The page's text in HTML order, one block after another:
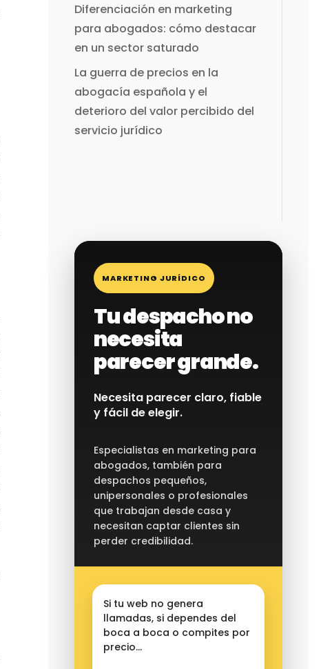
Diferenciación en marketing
para abogados: cómo destacar
en un sector saturado
La guerra de precios en la
abogacía española y el
deterioro del valor percibido del
servicio jurídico
MARKETING JURÍDICO
Tu despacho no
necesita
parecer grande.
Necesita parecer claro, fiable
y fácil de elegir.
Especialistas en marketing para
abogados, también para
despachos pequeños,
unipersonales o profesionales
que trabajan desde casa y
necesitan captar clientes sin
perder credibilidad.
Si tu web no genera
llamadas, si dependes del
boca a boca o compites por
precio…